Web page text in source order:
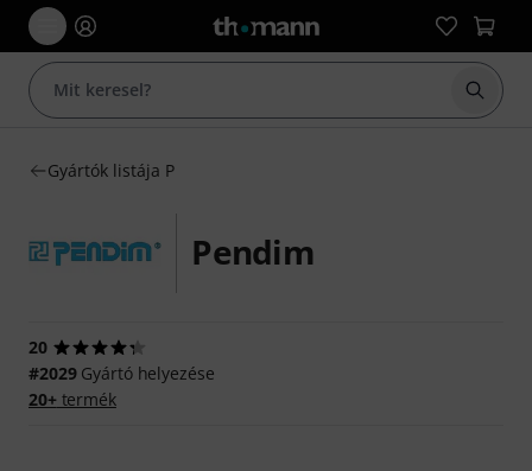
Gyártók listája P
Pendim
20
#2029Gyártó helyezése
20+termék